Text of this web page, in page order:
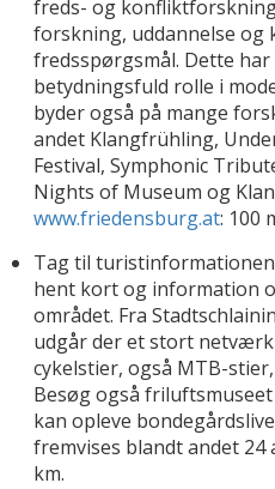
freds- og
forskning, uddannelse og
fredsspørgsmål. Dette
betydningsfuld rolle i
byder også på mange
andet Klangfrühling,
Festival, Symphonic
Nights of Museum og
www.friedensburg.at: 100
Tag til
hent kort og information
området. Fra
udgår der et stort
cykelstier, også MTB-
Besøg også
kan opleve
fremvises blandt andet 24
km.